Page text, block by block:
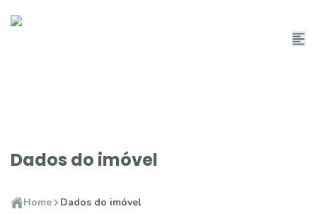
Dados do imóvel
Home Dados do imóvel